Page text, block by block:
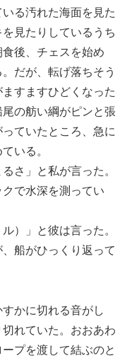
る汚れた海面を見た
見たりしているうち
後、チェスを始め
だが、転げ落ちそう
すますひどくなった
の舫い綱がピンと張
ていたところ、急に
いる。
さ」と私が言った。
で水深を測ってい
）」と彼は言った。
船がひっくり返って
かに切れる音がし
れていた。おおあわ
プを渡して結ぶのと